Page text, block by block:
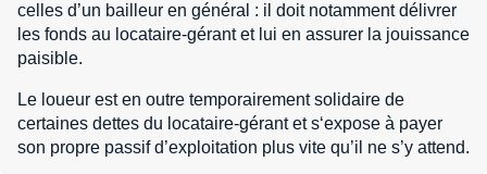
celles d’un bailleur en général : il doit notamment délivrer
les fonds au locataire-gérant et lui en assurer la jouissance
paisible.
Le loueur est en outre temporairement solidaire de
certaines dettes du locataire-gérant et s‘expose à payer
son propre passif d’exploitation plus vite qu’il ne s’y attend.